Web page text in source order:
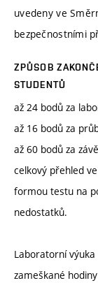
uvedeny ve
bezpečnostními
ZPŮSOB
STUDENTŮ
až 24 bodů za
až 16 bodů za
až 60 bodů za
celkový přehled
formou testu na
nedostatků.
Laboratorní
zameškané